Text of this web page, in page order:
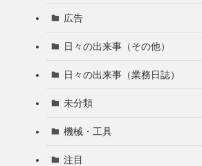
広告
日々の出来事（その他）
日々の出来事（業務日誌）
未分類
機械・工具
注目